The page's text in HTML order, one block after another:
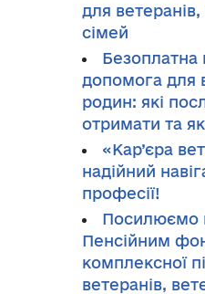
для ветеранів,
сімей
Безоплатна
допомога для
родин: які
отримати та
«Кар’єра
надійний
професії!
Посилюємо
Пенсійним
комплексної
ветеранів,